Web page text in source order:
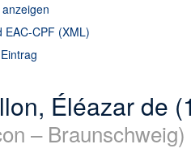
EAC-CPF (XML)
Éléazar de
– Braunschweig)